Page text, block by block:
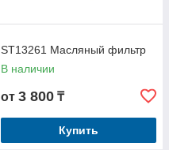
ST13261 Масляный фильтр
В наличии
от 3 800 ₸
Купить